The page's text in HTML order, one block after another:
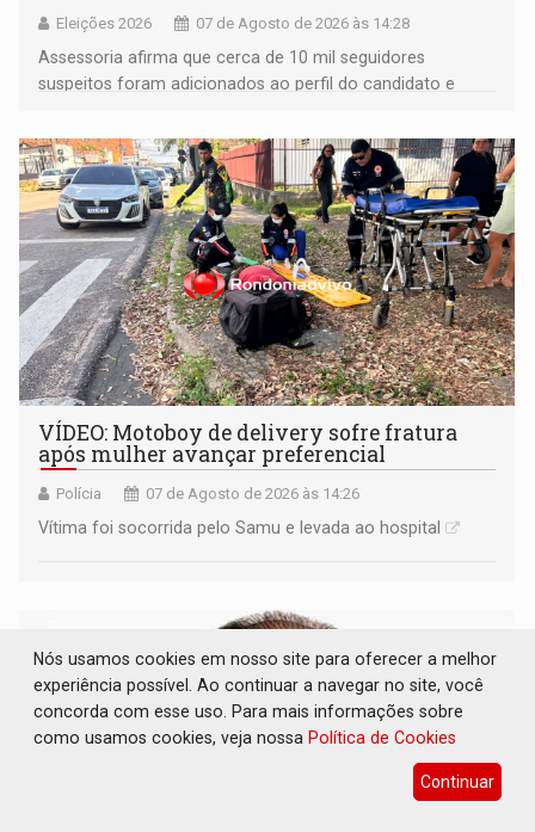
Eleições 2026 07 de Agosto de 2026 às 14:28
Assessoria afirma que cerca de 10 mil seguidores
suspeitos foram adicionados ao perfil do candidato e
remover as contas
VÍDEO: Motoboy de delivery sofre fratura
após mulher avançar preferencial
Polícia 07 de Agosto de 2026 às 14:26
Vítima foi socorrida pelo Samu e levada ao hospital
Nós usamos cookies em nosso site para oferecer a melhor
experiência possível. Ao continuar a navegar no site, você
concorda com esse uso. Para mais informações sobre
como usamos cookies, veja nossa Política de Cookies
Continuar